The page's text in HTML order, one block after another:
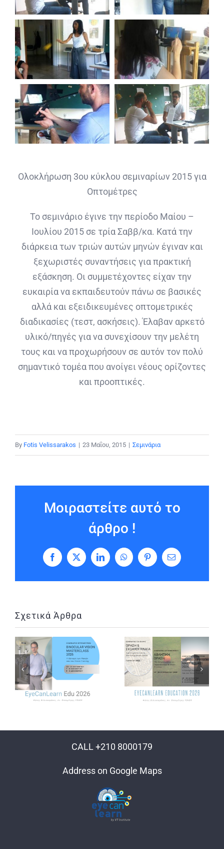
Ολοκλήρωση 3ου κύκλου σεμιναρίων 2015 για
Οπτομέτρες
Το σεμινάριο έγινε την περίοδο Μαίου –
Ιουλίου 2015 σε τρία Σαββ/κα. Κατά την
διάρκεια των τριών αυτών μηνών έγιναν και
ξεχωριστές συναντήσεις για πρακτική
εξάσκηση. Οι συμμετέχοντες είχαν την
ευκαιρία να εκπαιδευτούν πάνω σε βασικές
αλλά και εξειδικευμένες οπτομετρικές
διαδικασίες (τεστ, ασκήσεις). Έλαβαν αρκετό
υλικό/πηγές για να συνεχίσουν την μελέτη
τους και να προχωρήσουν σε αυτόν τον πολύ
σημαντικό τομέα που ανοίγει νέους ορίζοντες
και προοπτικές.
By Fotis Velissarakos | 23 Μαΐου, 2015 | Σεμινάρια
Μοιραστείτε αυτό το
άρθρο !
Facebook
X LinkedInWhatsAppPinterestEmail
Σχετικά Άρθρα
CALL +210 8000179
Address on Google Maps